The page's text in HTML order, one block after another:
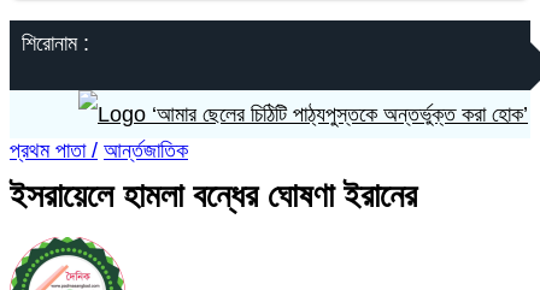
শিরোনাম :
‘আমার ছেলের চিঠিটি পাঠ্যপুস্তকে অন্তর্ভুক্ত করা হোক’
প্রথম পাতা / আর্ন্তজাতিক
ইসরায়েলে হামলা বন্ধের ঘোষণা ইরানের